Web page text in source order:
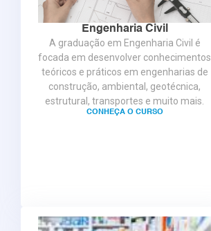
Engenharia Civil
A graduação em Engenharia Civil é
focada em desenvolver conhecimentos
teóricos e práticos em engenharias de
construção, ambiental, geotécnica,
estrutural, transportes e muito mais.
CONHEÇA O CURSO